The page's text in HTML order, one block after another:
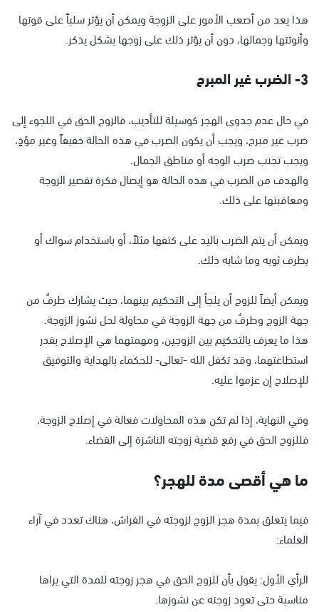
هذا يعد من أصعب الأمور على الزوجة ويمكن أن يؤثر سلباً على قوتها
وأنوثتها وجمالها، دون أن يؤثر ذلك على زوجها بشكل يذكر.
3- الضرب غير المبرح
في حال عدم جدوى الهجر كوسيلة للتأديب، فالزوج الحق في اللجوء إلى
ضرب غير مبرح، ويجب أن يكون الضرب في هذه الحالة خفيفاً وغير مؤذٍ،
ويجب تجنب ضرب الوجه أو مناطق الجمال.
والهدف من الضرب في هذه الحالة هو إيصال فكرة تقصير الزوجة
ومعاقبتها على ذلك.
ويمكن أن يتم الضرب باليد على كتفها مثلاً، أو باستخدام سواك أو
بطرف ثوبه وما شابه ذلك.
ويمكن أيضاً للزوج أن يلجأ إلى التحكيم بينهما، حيث يشارك طرفٌ من
جهة الزوج وطرفٌ من جهة الزوجة في محاولة لحل نشوز الزوجة.
هذا ما يعرف بالتحكيم بين الزوجين، ومهمتهما هي الإصلاح بقدر
استطاعتهما، وقد تكفل الله -تعالى- للحكماء بالهداية والتوفيق
للإصلاح إن عزموا عليه.
وفي النهاية، إذا لم تكن هذه المحاولات فعالة في إصلاح الزوجة،
فللزوج الحق في رفع قضية زوجته الناشزة إلى القضاء.
ما هي أقصى مدة للهجر؟
فيما يتعلق بمدة هجر الزوج لزوجته في الفراش، هناك تعدد في آراء
العلماء:
الرأي الأول: يقول بأن للزوج الحق في هجر زوجته للمدة التي يراها
مناسبة حتى تعود زوجته عن نشوزها.